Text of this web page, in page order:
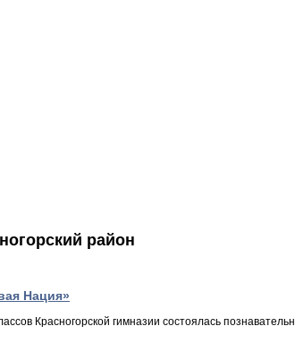
район
Нация»
Красногорской гимназии состоялась